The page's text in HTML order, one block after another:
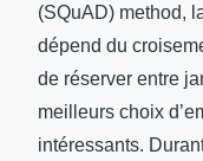
(SQuAD) method,
dépend du
de réserver entre
meilleurs choix
intéressants.